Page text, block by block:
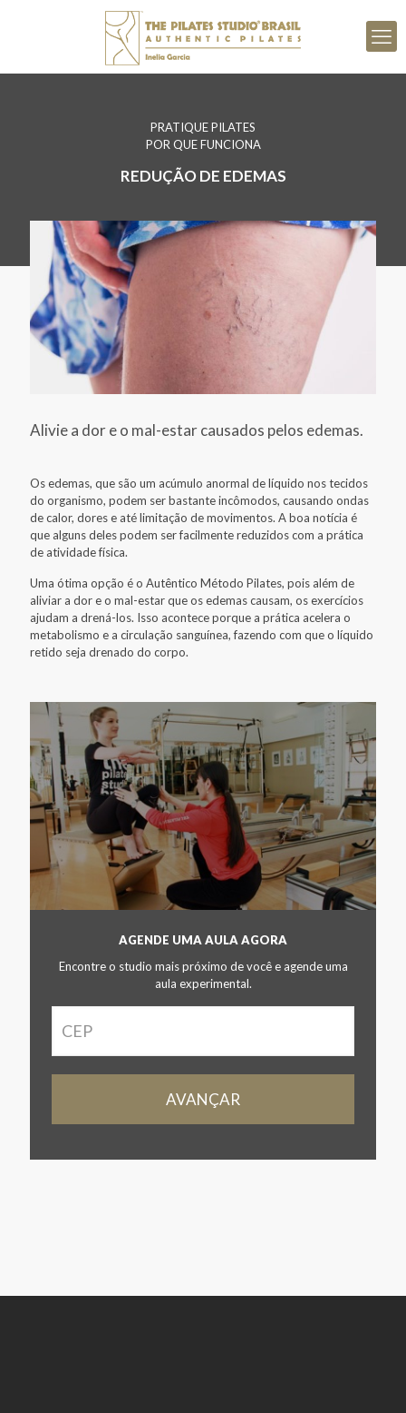
PRATIQUE PILATES
POR QUE FUNCIONA
REDUÇÃO DE EDEMAS
Alivie a dor e o mal-estar causados pelos edemas.
Os edemas, que são um acúmulo anormal de líquido nos tecidos
do organismo, podem ser bastante incômodos, causando ondas
de calor, dores e até limitação de movimentos. A boa notícia é
que alguns deles podem ser facilmente reduzidos com a prática
de atividade física.
Uma ótima opção é o Autêntico Método Pilates, pois além de
aliviar a dor e o mal-estar que os edemas causam, os exercícios
ajudam a drená-los. Isso acontece porque a prática acelera o
metabolismo e a circulação sanguínea, fazendo com que o líquido
retido seja drenado do corpo.
AGENDE UMA AULA AGORA
Encontre o studio mais próximo de você e agende uma
aula experimental.